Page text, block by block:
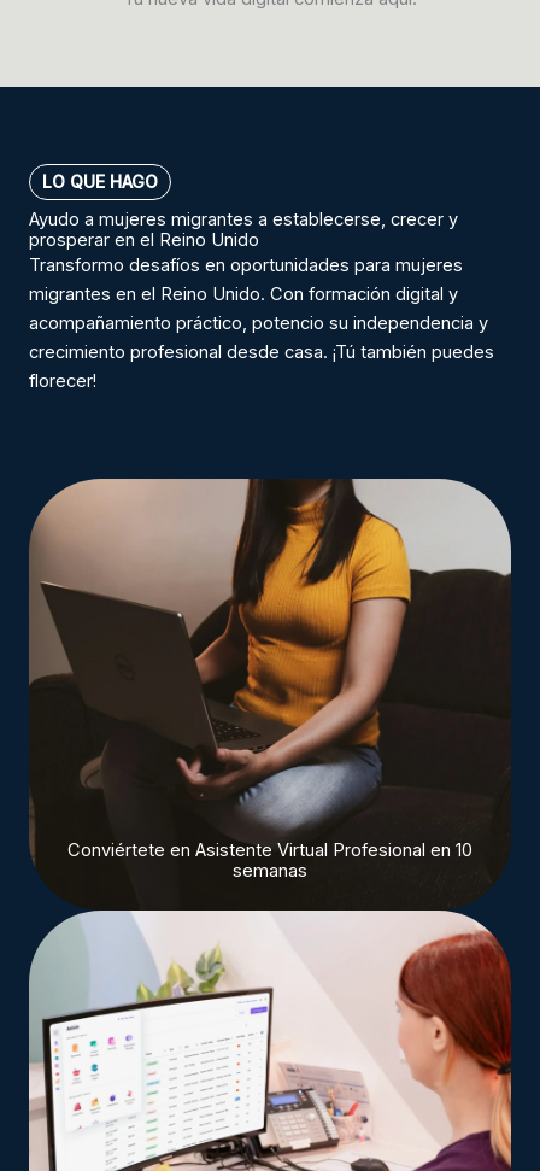
LO QUE HAGO
Ayudo a mujeres migrantes a establecerse, crecer y
prosperar en el Reino Unido
Transformo desafíos en oportunidades para mujeres
migrantes en el Reino Unido. Con formación digital y
acompañamiento práctico, potencio su independencia y
crecimiento profesional desde casa. ¡Tú también puedes
florecer!
Conviértete en Asistente Virtual Profesional en 10
semanas